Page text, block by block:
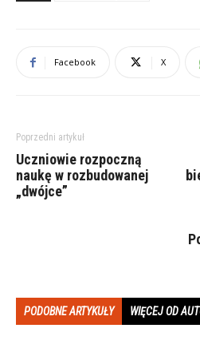
Facebook X
Poprzedni artykuł
Uczniowie rozpoczną
naukę w rozbudowanej
„dwójce”
PODOBNE ARTYKUŁY WIĘCEJ OD